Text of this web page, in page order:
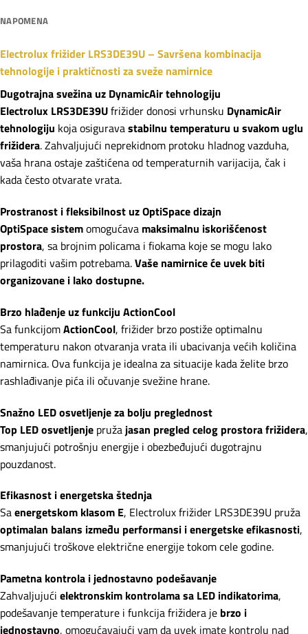
NAPOMENA
Electrolux frižider LRS3DE39U – Savršena kombinacija
tehnologije i praktičnosti za sveže namirnice
Dugotrajna svežina uz DynamicAir tehnologiju
Electrolux LRS3DE39Ufrižider donosi vrhunsku DynamicAir
tehnologiju koja osiguravastabilnu temperaturu u svakom uglu
frižidera. Zahvaljujući neprekidnom protoku hladnog vazduha,
vaša hrana ostaje zaštićena od temperaturnih varijacija, čak i
kada često otvarate vrata.
Prostranost i fleksibilnost uz OptiSpace dizajn
OptiSpace sistemomogućava maksimalnu iskorišćenost
prostora, sa brojnim policama i fiokama koje se mogu lako
prilagoditi vašim potrebama.Vaše namirnice će uvek biti
organizovane i lako dostupne.
Brzo hlađenje uz funkciju ActionCool
Sa funkcijomActionCool, frižider brzo postiže optimalnu
temperaturu nakon otvaranja vrata ili ubacivanja većih količina
namirnica. Ova funkcija je idealna za situacije kada želite brzo
rashlađivanje pića ili očuvanje svežine hrane.
Snažno LED osvetljenje za bolju preglednost
Top LED osvetljenje pruža jasan pregled celog prostora frižidera,
smanjujući potrošnju energije i obezbeđujući dugotrajnu
pouzdanost.
Efikasnost i energetska štednja
Saenergetskom klasom E, Electrolux frižider LRS3DE39U pruža
optimalan balans između performansi i energetske efikasnosti,
smanjujući troškove električne energije tokom cele godine.
Pametna kontrola i jednostavno podešavanje
Zahvaljujući elektronskim kontrolama sa LED indikatorima,
podešavanje temperature i funkcija frižidera je brzo i
jednostavno, omogućavajući vam da uvek imate kontrolu nad